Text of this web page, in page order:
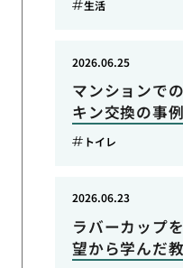
生活
マンションで
キン交換の事
2026.06.25
トイレ
ラバーカップ
望から学んだ
2026.06.23